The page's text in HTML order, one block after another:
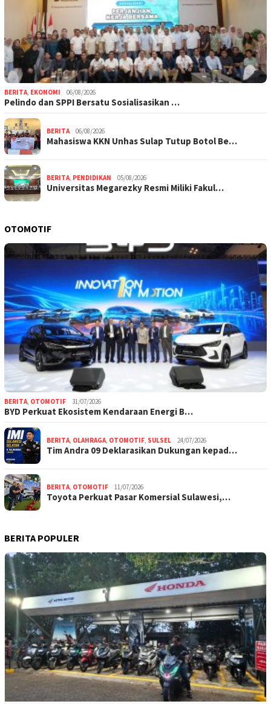
BERITA, EKONOMI 06/08/2026
Pelindo dan SPPI Bersatu Sosialisasikan …
BERITA 06/08/2026
Mahasiswa KKN Unhas Sulap Tutup Botol Be…
BERITA, PENDIDIKAN 05/08/2026
Universitas Megarezky Resmi Miliki Fakul…
OTOMOTIF
BERITA, OTOMOTIF 31/07/2026
BYD Perkuat Ekosistem Kendaraan Energi B…
BERITA, OLAHRAGA, OTOMOTIF, SULSEL 24/07/2026
Tim Andra 09 Deklarasikan Dukungan kepad…
BERITA, OTOMOTIF 11/07/2026
Toyota Perkuat Pasar Komersial Sulawesi,…
BERITA POPULER